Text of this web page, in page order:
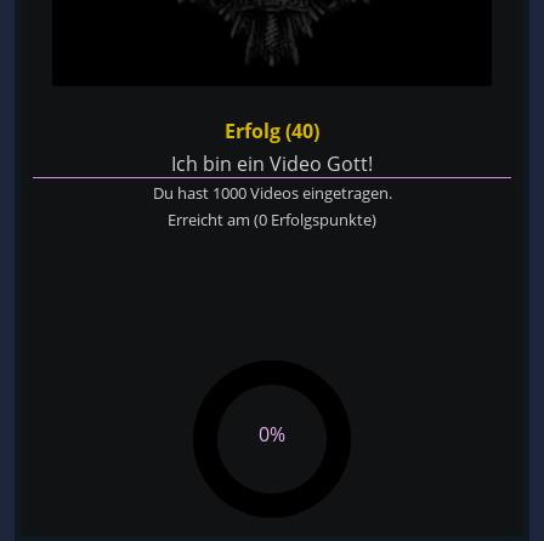
Erfolg (40)
Ich bin ein Video Gott!
Du hast 1000 Videos eingetragen.
Erreicht am (0 Erfolgspunkte)
0%